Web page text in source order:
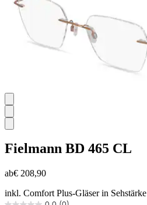
Fielmann BD 465 CL
ab€ 208,90
inkl. Comfort Plus-Gläser in Sehstärke